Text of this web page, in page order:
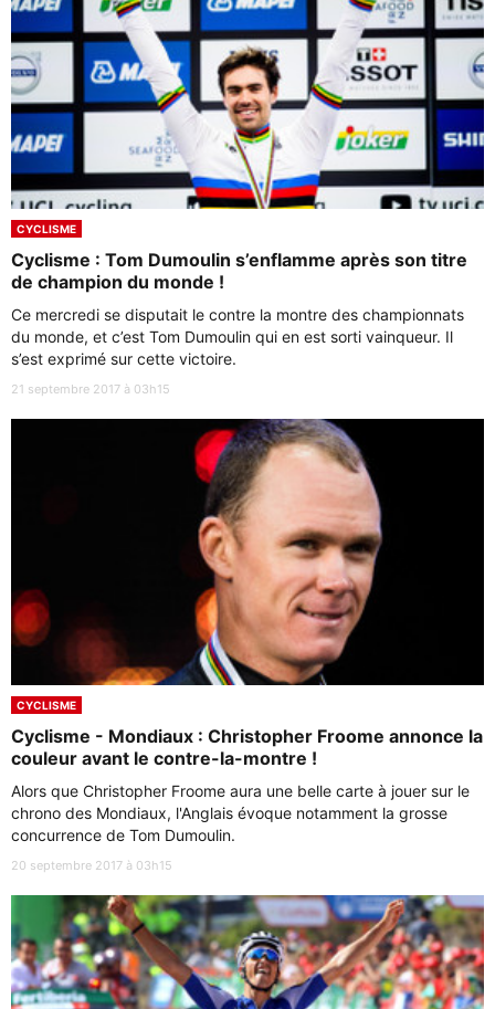
CYCLISME
Cyclisme : Tom Dumoulin s’enflamme après son titre
de champion du monde !
Ce mercredi se disputait le contre la montre des championnats
du monde, et c’est Tom Dumoulin qui en est sorti vainqueur. Il
s’est exprimé sur cette victoire.
21 septembre 2017 à 03h15
CYCLISME
Cyclisme - Mondiaux : Christopher Froome annonce la
couleur avant le contre-la-montre !
Alors que Christopher Froome aura une belle carte à jouer sur le
chrono des Mondiaux, l'Anglais évoque notamment la grosse
concurrence de Tom Dumoulin.
20 septembre 2017 à 03h15